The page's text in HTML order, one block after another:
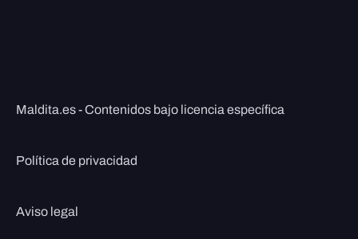
Maldita.es - Contenidos bajo licencia específica
Política de privacidad
Aviso legal